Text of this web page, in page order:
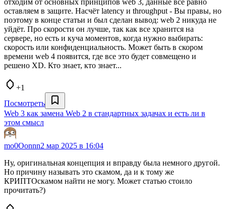
отходим от основных принципов web 3, данные все равно
оставляем в защите. Насчёт latency и throughput - Вы правы, но
поэтому в конце статьи и был сделан вывод: web 2 никуда не
уйдёт. Про скорости он лучше, так как все хранится на
сервере, но есть и куча моментов, когда нужно выбирать:
скорость или конфиденциальность. Может быть в скором
времени web 4 появится, где все это будет совмещено и
решено XD. Кто знает, кто знает...
+1
Посмотреть
Web 3 как замена Web 2 в стандартных задачах и есть ли в
этом смысл
mo0Oonnn2 мар 2025 в 16:04
Ну, оригинальная концепция и вправду была немного другой.
Но причину называть это скамом, да и к тому же
КРИПТОскамом найти не могу. Может статью стоило
прочитать?)